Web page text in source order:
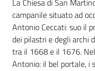
La Chiesa di San
campanile situato ad
Antonio Ceccati: suo il
dei pilastri e degli archi
tra il 1668 e il 1676.
Antonio: il bel portale, i